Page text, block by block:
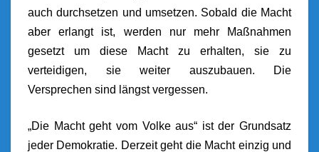
auch durchsetzen und umsetzen. Sobald die Macht
aber erlangt ist, werden nur mehr Maßnahmen
gesetzt um diese Macht zu erhalten, sie zu
verteidigen, sie weiter auszubauen. Die
Versprechen sind längst vergessen.
„Die Macht geht vom Volke aus“ ist der Grundsatz
jeder Demokratie. Derzeit geht die Macht einzig und